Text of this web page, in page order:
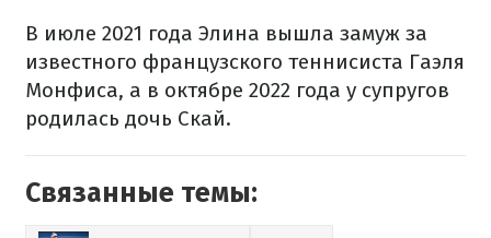
В июле 2021 года Элина вышла замуж за
известного французского теннисиста Гаэля
Монфиса, а в октябре 2022 года у супругов
родилась дочь Скай.
Связанные темы: